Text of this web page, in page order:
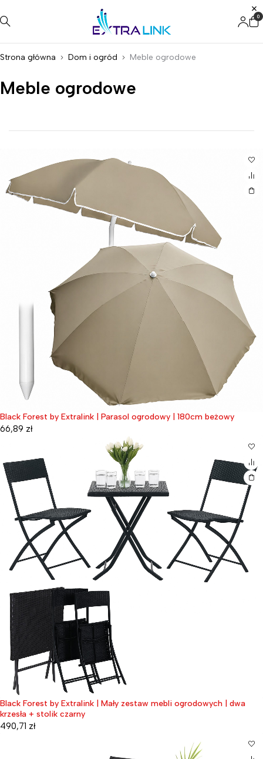
0
Strona główna Dom i ogród Meble ogrodowe
Meble ogrodowe
Black Forest by Extralink | Parasol ogrodowy | 180cm beżowy
66,89 zł
Black Forest by Extralink | Mały zestaw mebli ogrodowych | dwa
krzesła + stolik czarny
490,71 zł